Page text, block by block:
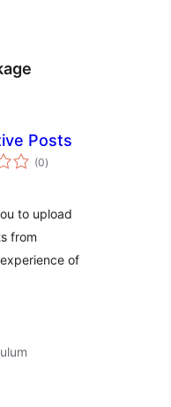
Posts
(0toplam
puan
)
to upload
from
of